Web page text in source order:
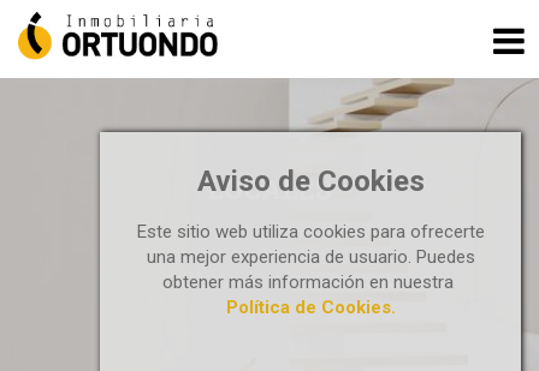
Aviso de Cookies
Este sitio web utiliza cookies para ofrecerte
una mejor experiencia de usuario. Puedes
obtener más información en nuestra
Política de Cookies.
LOCALES